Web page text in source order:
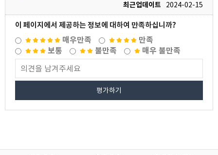
최근업데이트
2024-02-15
이 페이지에서 제공하는 정보에 대하여 만족하십니까?
매우만족
만족
보통
불만족 매우 불만족
평가하기